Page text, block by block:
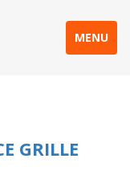
MENU
GRILLE